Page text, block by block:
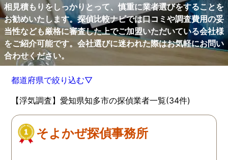
相見積もりをしっかりとって、慎重に業者選びをすることを
お勧めいたします。探偵比較ナビでは口コミや調査費用の妥
当性なども厳格に審査した上でご加盟いただいている会社様
をご紹介可能です。会社選びに迷われた際はお気軽にお問い
合わせください。
都道府県で絞り込む▽
【浮気調査】愛知県知多市の探偵業者一覧(34件)
そよかぜ探偵事務所